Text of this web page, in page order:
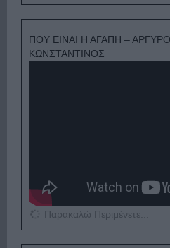
ΠΟΥ ΕΙΝΑΙ Η ΑΓΑΠΗ –
ΚΩΝΣΤΑΝΤΙΝΟΣ
Παρακαλώ Περιμένετε...